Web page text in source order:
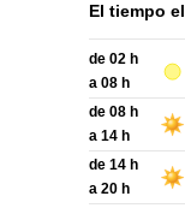
El tiempo el
de 02 h
a 08 h
de 08 h
a 14 h
de 14 h
a 20 h